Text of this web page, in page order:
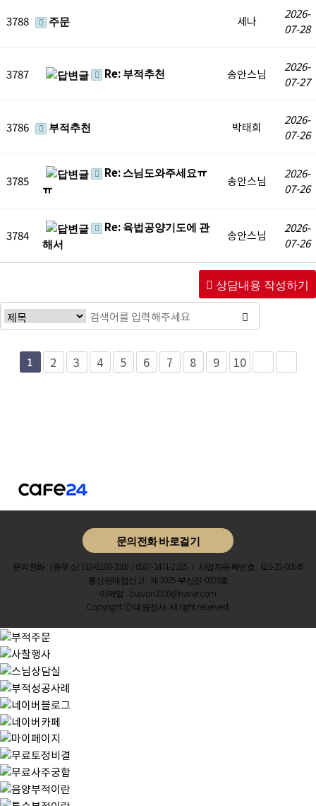
3788 주문 세나
2026-
07-28
3787 Re: 부적추천 송안스님
2026-
07-27
3786 부적추천 박태희
2026-
07-26
3785
Re: 스님도와주세요ㅠ
ㅠ
송안스님
2026-
07-26
3784
Re: 육법공양기도에 관
해서
송안스님
2026-
07-26
상담내용 작성하기
1 2 3 4 5 6 7 8 9 10
문의전화 바로걸기
문의전화 : (종무소) 010-8100-3309 / 0507-1471-2105 ㅣ 사업자등록번호 : 625-25-00549
통신판매업신고 : 제 2025-부산진-0925호
이메일 : buwon2100@naver.com
Copyright ⓒ 대원정사. All right reserved.